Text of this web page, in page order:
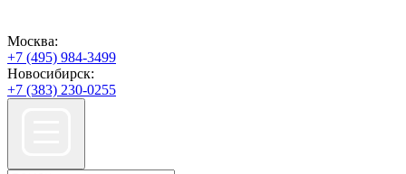
Москва:
+7 (495) 984-3499
Новосибирск:
+7 (383) 230-0255